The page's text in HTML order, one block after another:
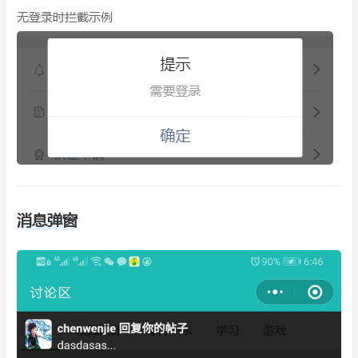
无登录时拦截示例
消息弹窗